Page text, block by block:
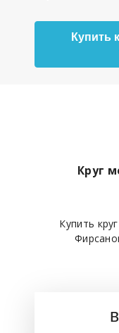
Купить
Круг
Купить